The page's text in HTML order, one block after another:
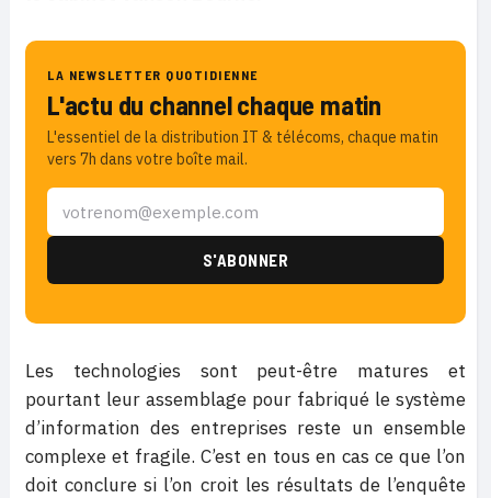
LA NEWSLETTER QUOTIDIENNE
L'actu du channel chaque matin
L'essentiel de la distribution IT & télécoms, chaque matin
vers 7h dans votre boîte mail.
Les technologies sont peut-être matures et
pourtant leur assemblage pour fabriqué le système
d’information des entreprises reste un ensemble
complexe et fragile. C’est en tous en cas ce que l’on
doit conclure si l’on croit les résultats de l’enquête